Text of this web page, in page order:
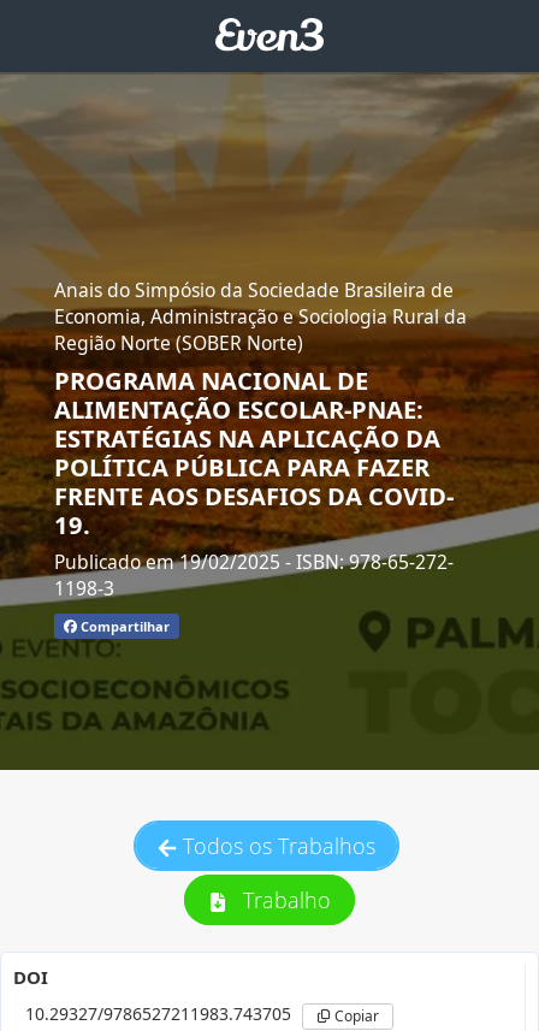
Anais do Simpósio da Sociedade Brasileira de
Economia, Administração e Sociologia Rural da
Região Norte (SOBER Norte)
PROGRAMA NACIONAL DE
ALIMENTAÇÃO ESCOLAR-PNAE:
ESTRATÉGIAS NA APLICAÇÃO DA
POLÍTICA PÚBLICA PARA FAZER
FRENTE AOS DESAFIOS DA COVID-
19.
Publicado em 19/02/2025 - ISBN: 978-65-272-
1198-3
Compartilhar
Todos os Trabalhos
Trabalho
DOI
10.29327/9786527211983.743705 Copiar